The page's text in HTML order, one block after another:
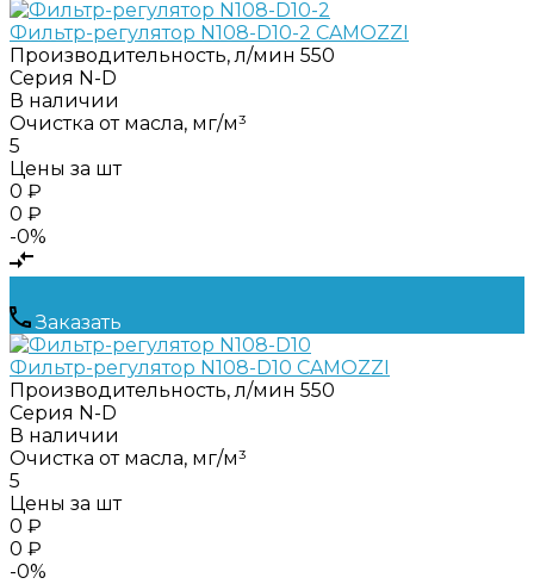
Фильтр-регулятор N108-D10-2 CAMOZZI
Производительность, л/мин 550
Серия N-D
В наличии
Очистка от масла, мг/м³
5
Цены за шт
0 ₽
0 ₽
-0%
Заказать
Фильтр-регулятор N108-D10 CAMOZZI
Производительность, л/мин 550
Серия N-D
В наличии
Очистка от масла, мг/м³
5
Цены за шт
0 ₽
0 ₽
-0%